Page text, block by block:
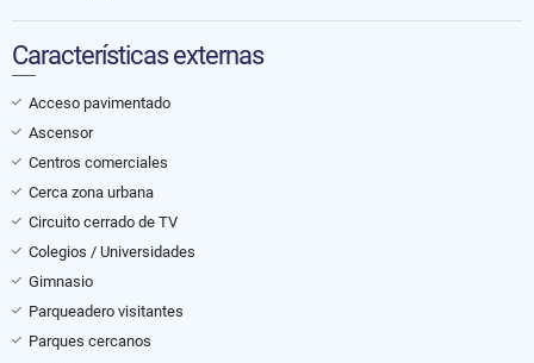
Características externas
Acceso pavimentado
Ascensor
Centros comerciales
Cerca zona urbana
Circuito cerrado de TV
Colegios / Universidades
Gimnasio
Parqueadero visitantes
Parques cercanos